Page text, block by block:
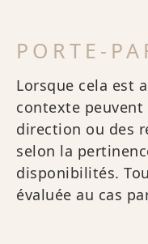
PORTE-
Lorsque cela est
contexte
direction ou des
selon la
disponibilités.
évaluée au cas